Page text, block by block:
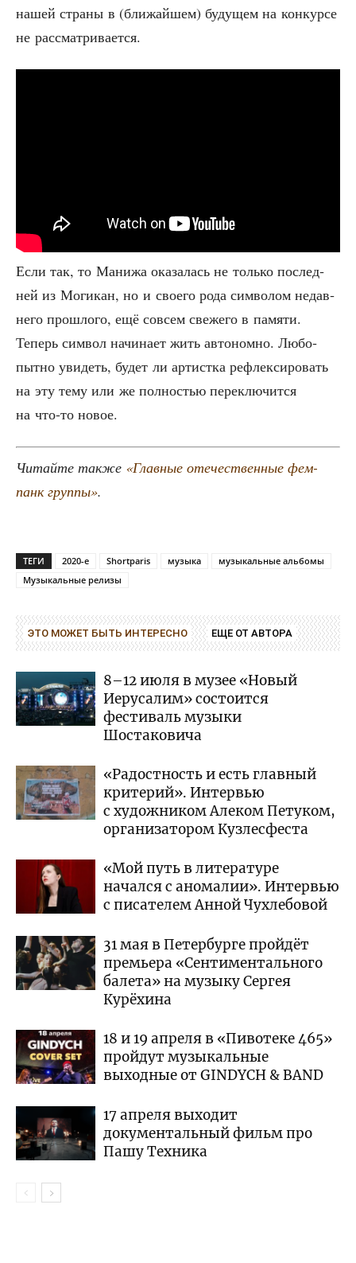
нашей стра­ны в (бли­жай­шем) буду­щем на кон­кур­се
не рассматривается.
Если так, то Мани­жа ока­за­лась не толь­ко послед­
ней из Моги­кан, но и сво­е­го рода сим­во­лом недав­
не­го про­шло­го, ещё совсем све­же­го в памя­ти.
Теперь сим­вол начи­на­ет жить авто­ном­но. Любо­
пыт­но уви­деть, будет ли артист­ка рефлек­си­ро­вать
на эту тему или же пол­но­стью пере­клю­чит­ся
на что-то новое.
Читай­те так­же «Глав­ные оте­че­ствен­ные фем-
панк груп­пы».
ТЕГИ 2020-е Shortparis музыка
музыкальные альбомы
Музыкальные релизы
ЭТО МОЖЕТ БЫТЬ ИНТЕРЕСНО ЕЩЕ ОТ АВТОРА
8–12 июля в музее «Новый
Иерусалим» состоится
фестиваль музыки
Шостаковича
«Радостность и есть главный
критерий». Интервью
с художником Алеком Петуком,
организатором Кузлесфеста
«Мой путь в литературе
начался с аномалии». Интервью
с писателем Анной Чухлебовой
31 мая в Петербурге пройдёт
премьера «Сентиментального
балета» на музыку Сергея
Курёхина
18 и 19 апреля в «Пивотеке 465»
пройдут музыкальные
выходные от GINDYCH & BAND
17 апреля выходит
документальный фильм про
Пашу Техника